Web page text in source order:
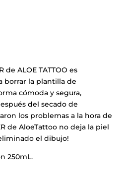
de ALOE TATTOO es
borrar la plantilla de
cómoda y segura,
del secado de
los problemas a la hora de
de AloeTattoo no deja la piel
el dibujo!
250mL.